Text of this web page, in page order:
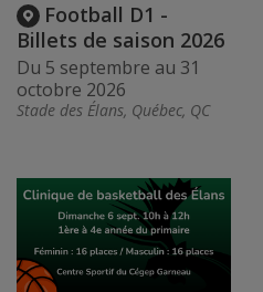
Football D1 -
Billets de saison 2026
Du 5 septembre au 31
octobre 2026
Stade des Élans, Québec, QC